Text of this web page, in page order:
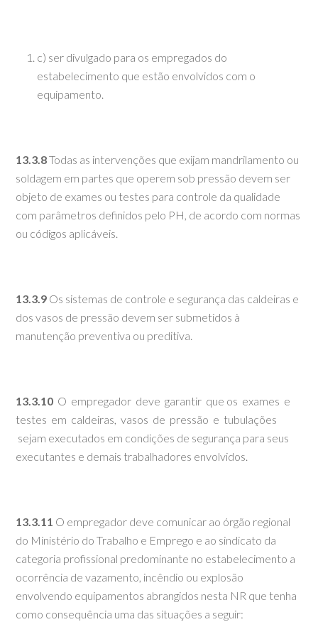
c) ser divulgado para os empregados do
estabelecimento que estão envolvidos com o
equipamento.
13.3.8Todas as intervenções que exijam mandrilamento ou
soldagem em partes que operem sob pressão devem ser
objeto de exames ou testes para controle da qualidade
com parâmetros definidos pelo PH, de acordo com normas
ou códigos aplicáveis.
13.3.9 Os sistemas de controle e segurança das caldeiras e
dos vasos de pressão devem ser submetidos à
manutenção preventiva ou preditiva.
13.3.10 O empregador deve garantir que os exames e
testes em caldeiras, vasos de pressão e tubulações
sejam executados em condições de segurança para seus
executantes e demais trabalhadores envolvidos.
13.3.11 O empregador deve comunicar ao órgão regional
do Ministério do Trabalho e Emprego e ao sindicato da
categoria profissional predominante no estabelecimento a
ocorrência de vazamento, incêndio ou explosão
envolvendo equipamentos abrangidos nesta NR que tenha
como consequência uma das situações a seguir: